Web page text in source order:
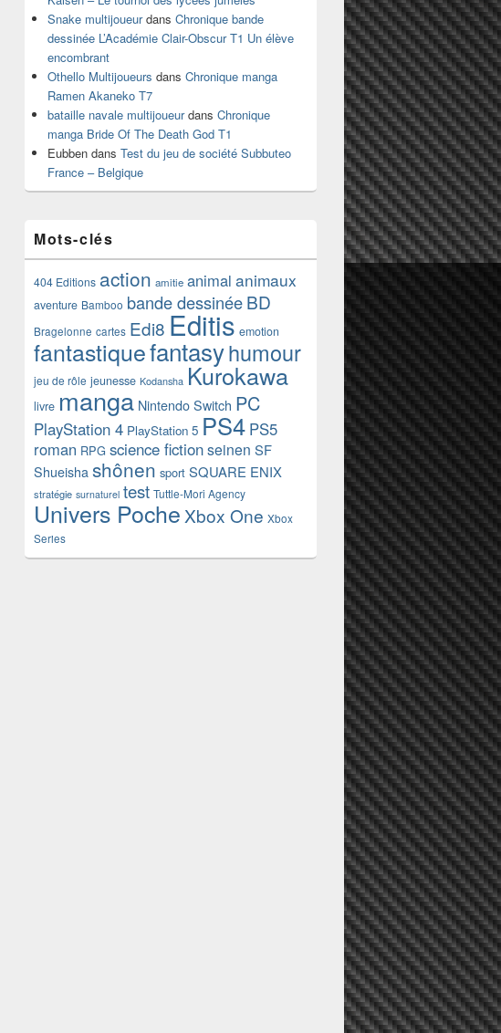
Snake multijoueurdans Chronique bande
dessinée L’Académie Clair-Obscur T1 Un élève
encombrant
Othello Multijoueurs dans Chronique manga
Ramen Akaneko T7
bataille navale multijoueurdans Chronique
manga Bride Of The Death God T1
Eubben dans Test du jeu de société Subbuteo
France – Belgique
Mots-clés
404 Editions action amitie animal animaux
aventure Bamboo bande dessinéeBD
Bragelonne cartes Edi8 Editis emotion
fantastiquefantasyhumour
jeu de rôle jeunesse Kodansha Kurokawa
livre manga Nintendo Switch PC
PlayStation 4 PlayStation 5 PS4 PS5
roman RPG science fictionseinen SF
Shueisha shônen sport SQUARE ENIX
stratégie surnaturel test Tuttle-Mori Agency
Univers Poche Xbox One Xbox
Series